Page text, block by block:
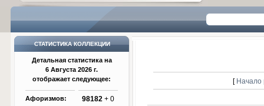
СТАТИСТИКА КОЛЛЕКЦИИ
Детальная статистика на
6 Августа 2026 г.
отображает следующее:
Афоризмов: 98182 + 0
[ Начало